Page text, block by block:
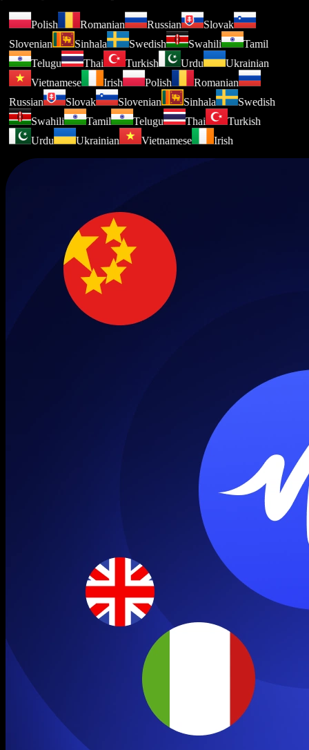
Polish Romanian Russian
Slovak
Slovenian
Sinhala Swedish Swahili
Tamil
Telugu
Thai Turkish Urdu
Ukrainian
Vietnamese
Irish Polish
Romanian
Russian
Slovak Slovenian Sinhala
Swedish
Swahili
Tamil Telugu Thai
Turkish
Urdu
Ukrainian Vietnamese Irish